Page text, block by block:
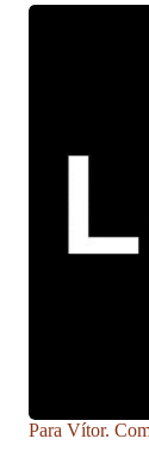
Para Vítor.